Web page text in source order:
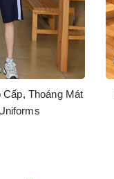
Thoáng Mát